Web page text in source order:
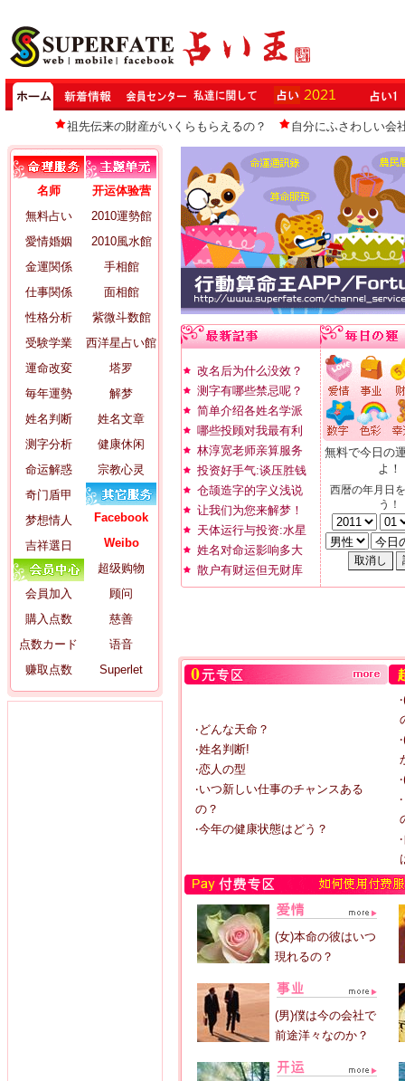
祖先伝来の財産がいくらもらえるの？ 自分にふさわしい会
名师
無料占い
愛情婚姻
金運関係
仕事関係
性格分析
受験学業
運命改変
毎年運勢
姓名判断
测字分析
命运解惑
奇门盾甲
梦想情人
吉祥選日
会員加入
購入点数
点数カード
赚取点数
开运体验营
2010運勢館
2010風水館
手相館
面相館
紫微斗数館
西洋星占い館
塔罗
解梦
姓名文章
健康休闲
宗教心灵
Facebook
Weibo
超级购物
顾问
慈善
语音
Superlet
改名后为什么没效？
测字有哪些禁忌呢？
简单介绍各姓名学派
哪些投顾对我最有利
林淳宽老师亲算服务
投资好手气:谈压胜钱
仓颉造字的字义浅说
让我们为您来解梦！
天体运行与投资:水星
姓名对命运影响多大
散户有财运但无财库
無料で今日の
よ！
西暦の年月日
う！
‧どんな天命？
‧姓名判断!
‧恋人の型
‧いつ新しい仕事のチャンスある
の？
‧今年の健康状態はどう？
(女)本命の彼はいつ
現れるの？
(男)僕は今の会社で
前途洋々なのか？